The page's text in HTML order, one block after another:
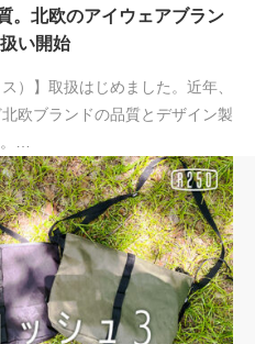
。北欧のアイウェアブラン
い開始
）】取扱はじめました。近年、
欧ブランドの品質とデザイン製
…